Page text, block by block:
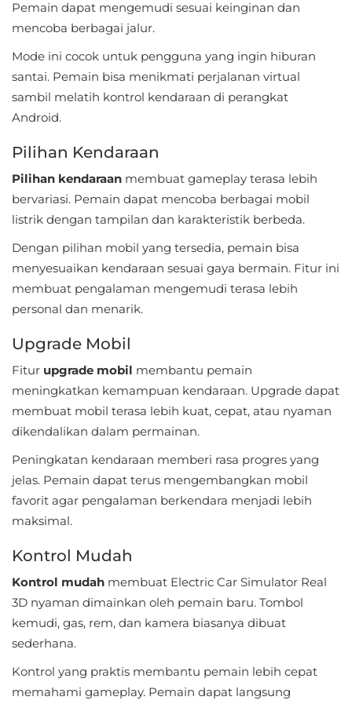
Food
&
Drink
Health
Fitness
House
&
Home
Libraries
&
Maps
Medical
Music
Audio
News
&
Magazines
Parenting
Pemain dapat mengemudi sesuai keinginan dan
mencoba berbagai jalur.
Mode ini cocok untuk pengguna yang ingin hiburan
santai. Pemain bisa menikmati perjalanan virtual
sambil melatih kontrol kendaraan di perangkat
Android.
Pilihan Kendaraan
Pilihan kendaraan membuat gameplay terasa lebih
bervariasi. Pemain dapat mencoba berbagai mobil
listrik dengan tampilan dan karakteristik berbeda.
Dengan pilihan mobil yang tersedia, pemain bisa
menyesuaikan kendaraan sesuai gaya bermain. Fitur ini
membuat pengalaman mengemudi terasa lebih
personal dan menarik.
Upgrade Mobil
Fitur upgrade mobil membantu pemain
meningkatkan kemampuan kendaraan. Upgrade dapat
membuat mobil terasa lebih kuat, cepat, atau nyaman
dikendalikan dalam permainan.
Peningkatan kendaraan memberi rasa progres yang
jelas. Pemain dapat terus mengembangkan mobil
favorit agar pengalaman berkendara menjadi lebih
maksimal.
Kontrol Mudah
Kontrol mudah membuat Electric Car Simulator Real
3D nyaman dimainkan oleh pemain baru. Tombol
kemudi, gas, rem, dan kamera biasanya dibuat
sederhana.
Kontrol yang praktis membantu pemain lebih cepat
memahami gameplay. Pemain dapat langsung